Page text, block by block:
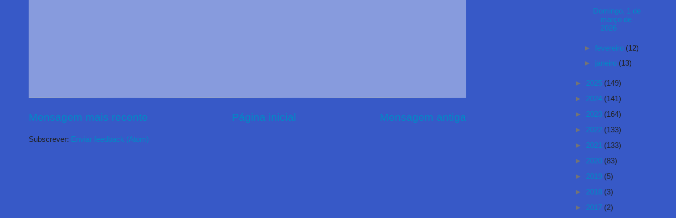
Mensagem mais recente Mensagem antiga
Página inicial
Subscrever: Enviar feedback (Atom)
Domingo, 1 de
março de
2026
► fevereiro (12)
► janeiro (13)
► 2025 (149)
► 2024 (141)
► 2023 (164)
► 2022 (133)
► 2021 (133)
► 2020 (83)
► 2019 (5)
► 2018 (3)
► 2017 (2)